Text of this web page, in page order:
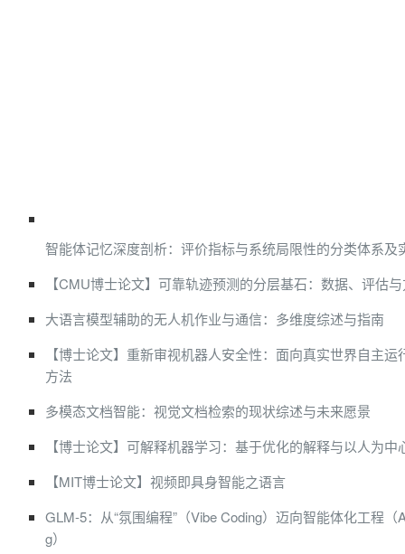
智能体记忆深度剖析：评价指标与系统局限性的分类体系及
【CMU博士论文】可靠轨迹预测的分层基石：数据、评估
大语言模型辅助的无人机作业与通信：多维度综述与指南
【博士论文】重新审视机器人安全性：面向真实世界自主
方法
多模态文档智能：视觉文档检索的现状综述与未来愿景
【博士论文】可解释机器学习：基于优化的解释与以人为中
【MIT博士论文】视频即具身智能之语言
GLM-5：从“氛围编程”（Vibe Coding）迈向智能体化工程（
g）